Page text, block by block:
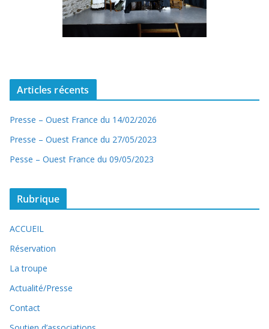
Articles récents
Presse – Ouest France du 14/02/2026
Presse – Ouest France du 27/05/2023
Pesse – Ouest France du 09/05/2023
Rubrique
ACCUEIL
Réservation
La troupe
Actualité/Presse
Contact